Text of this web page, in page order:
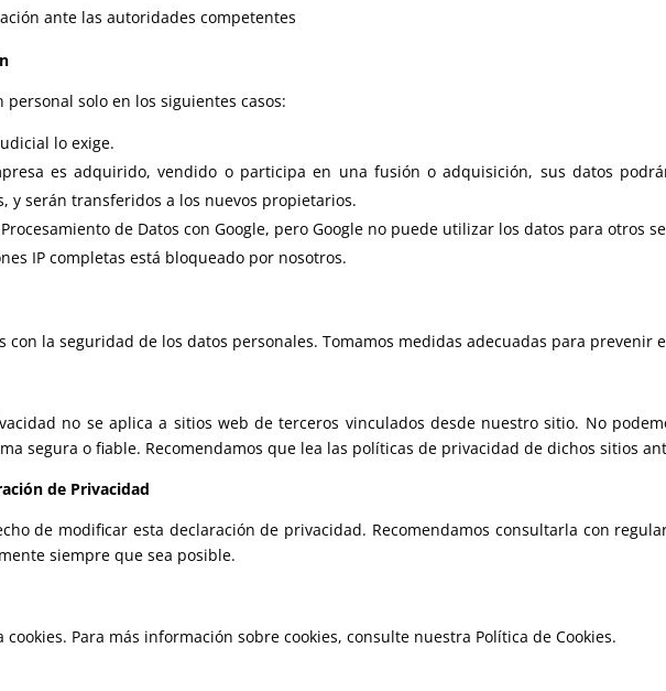
ante las autoridades competentes
solo en los siguientes casos:
lo exige.
es adquirido, vendido o participa en una fusión o adquisición, sus datos
y serán transferidos a los nuevos propietarios.
de Datos con Google, pero Google no puede utilizar los datos para otros
IP completas está bloqueado por nosotros.
con la seguridad de los datos personales. Tomamos medidas adecuadas para prevenir
no se aplica a sitios web de terceros vinculados desde nuestro sitio. No
segura o fiable. Recomendamos que lea las políticas de privacidad de dichos sitios
de Privacidad
de modificar esta declaración de privacidad. Recomendamos consultarla con
siempre que sea posible.
Para más información sobre cookies, consulte nuestra Política de Cookies.